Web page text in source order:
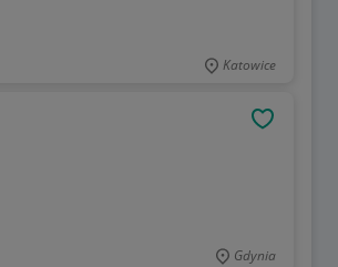
Katowice
Gdynia